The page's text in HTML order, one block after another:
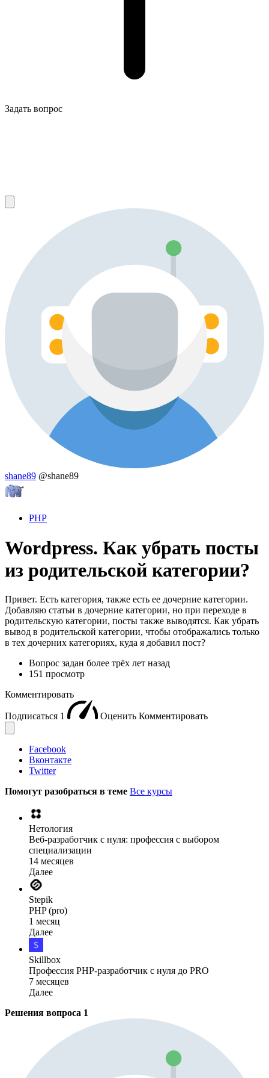
Задать вопрос
shane89 @shane89
PHP
Wordpress. Как убрать посты
из родительской категории?
Привет. Есть категория, также есть ее дочерние категории.
Добавляю статьи в дочерние категории, но при переходе в
родительскую категории, посты также выводятся. Как убрать
вывод в родительской категории, чтобы отображались только
в тех дочерних категориях, куда я добавил пост?
Вопрос задан более трёх лет назад
151 просмотр
Комментировать
Подписаться 1 Оценить Комментировать
Facebook
Вконтакте
Twitter
Помогут разобраться в теме Все курсы
Нетология
Веб-разработчик с нуля: профессия с выбором
специализации
14 месяцев
Далее
Stepik
PHP (pro)
1 месяц
Далее
Skillbox
Профессия PHP-разработчик с нуля до PRO
7 месяцев
Далее
Решения вопроса 1